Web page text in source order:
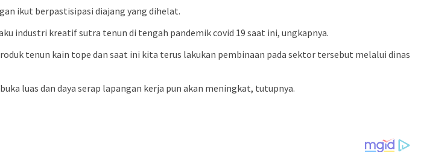
ikut berpastisipasi diajang yang dihelat.
industri kreatif sutra tenun di tengah pandemik covid 19 saat ini, ungkapnya.
tenun kain tope dan saat ini kita terus lakukan pembinaan pada sektor tersebut melalui dinas
luas dan daya serap lapangan kerja pun akan meningkat, tutupnya.